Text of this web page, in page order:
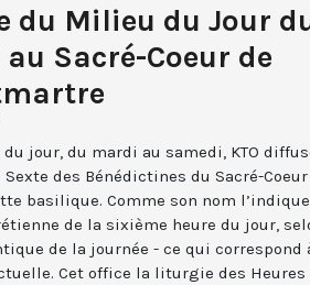
du Milieu du Jour
Sacré-Coeur de
jour, du mardi au samedi, KTO
Sexte des Bénédictines du Sacré-
basilique. Comme son nom
de la sixième heure du jour,
de la journée - ce qui correspond
Cet office la liturgie des Heures